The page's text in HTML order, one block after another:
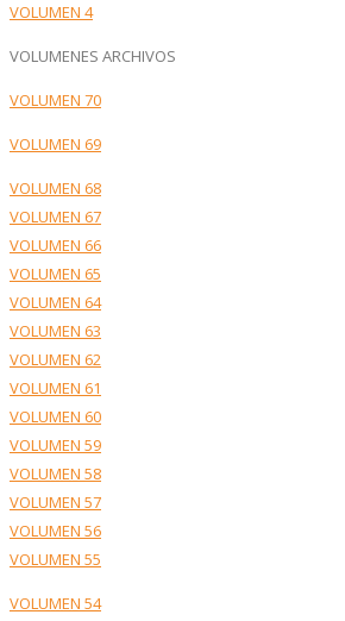
VOLUMEN 4
VOLUMENES ARCHIVOS
VOLUMEN 70
VOLUMEN 69
VOLUMEN 68
VOLUMEN 67
VOLUMEN 66
VOLUMEN 65
VOLUMEN 64
VOLUMEN 63
VOLUMEN 62
VOLUMEN 61
VOLUMEN 60
VOLUMEN 59
VOLUMEN 58
VOLUMEN 57
VOLUMEN 56
VOLUMEN 55
VOLUMEN 54